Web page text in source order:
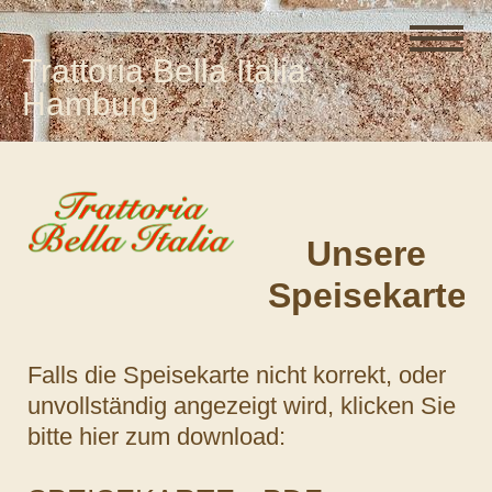
Trattoria Bella Italia
Hamburg
Unsere
Speisekarte
Falls die Speisekarte nicht korrekt, oder
unvollständig angezeigt wird, klicken Sie
bitte hier zum download: